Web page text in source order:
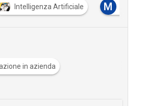
Intelligenza Artificiale M
in azienda